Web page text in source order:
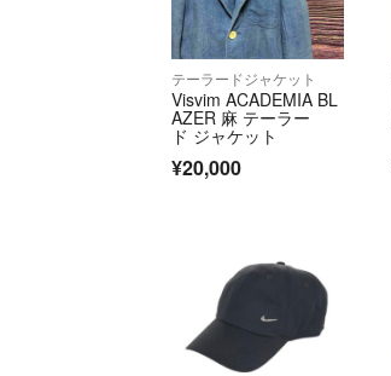
テーラードジャケット
Visvim ACADEMIA BL
AZER 麻 テーラー
ド ジャケット
¥20,000